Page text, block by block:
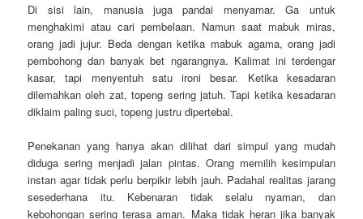
Di sisi lain, manusia juga pandai menyamar. Ga untuk
menghakimi atau cari pembelaan. Namun saat mabuk miras,
orang jadi jujur. Beda dengan ketika mabuk agama, orang jadi
pembohong dan banyak bet ngarangnya. Kalimat ini terdengar
kasar, tapi menyentuh satu ironi besar. Ketika kesadaran
dilemahkan oleh zat, topeng sering jatuh. Tapi ketika kesadaran
diklaim paling suci, topeng justru dipertebal.
Penekanan yang hanya akan dilihat dari simpul yang mudah
diduga sering menjadi jalan pintas. Orang memilih kesimpulan
instan agar tidak perlu berpikir lebih jauh. Padahal realitas jarang
sesederhana itu. Kebenaran tidak selalu nyaman, dan
kebohongan sering terasa aman. Maka tidak heran jika banyak